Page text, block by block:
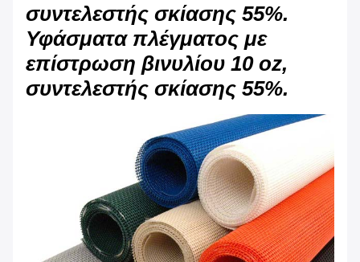
συντελεστής σκίασης 55%.
Υφάσματα πλέγματος με
επίστρωση βινυλίου 10 oz,
συντελεστής σκίασης 55%.